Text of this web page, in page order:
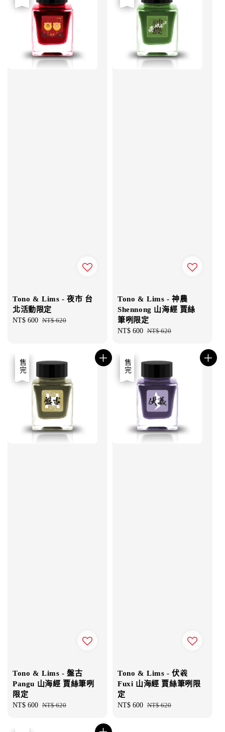
Tono & Lims - 夜市 台
北活動限定
Sale
NT$ 600 Regular
NT$ 620
Tono & Lims - 神農
Shennong 山海經 賈絲
筆咧限定
Sale
NT$ 600 Regular
NT$ 620
優惠
售完
Tono & Lims - 盤古
Pangu 山海經 賈絲筆咧
限定
Sale
NT$ 600 Regular
NT$ 620
優惠
售完
Tono & Lims - 伏羲
Fuxi 山海經 賈絲筆咧限
定
Sale
NT$ 600 Regular
NT$ 620